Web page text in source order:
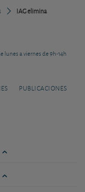
IAG elimina
lunes a viernes de 9h-14h
PUBLICACIONES